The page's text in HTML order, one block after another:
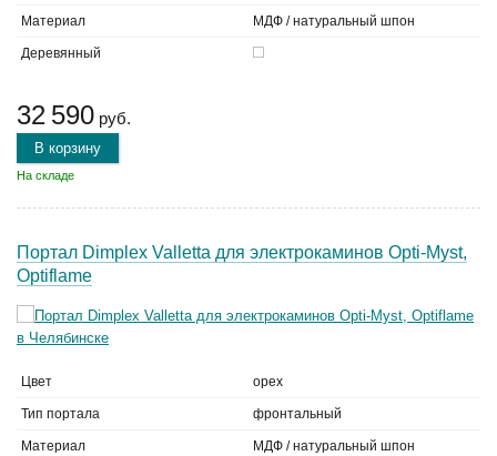
Материал МДФ / натуральный шпон
Деревянный
32 590 руб.
В корзину
На складе
Портал Dimplex Valletta для электрокаминов Opti-Myst,
Optiflame
Цвет орех
Тип портала фронтальный
Материал МДФ / натуральный шпон